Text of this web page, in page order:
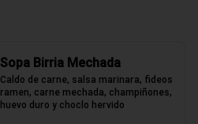
Sopa Birria Mechada
Caldo de carne, salsa marinara, fideos
ramen, carne mechada, champiñones,
huevo duro y choclo hervido